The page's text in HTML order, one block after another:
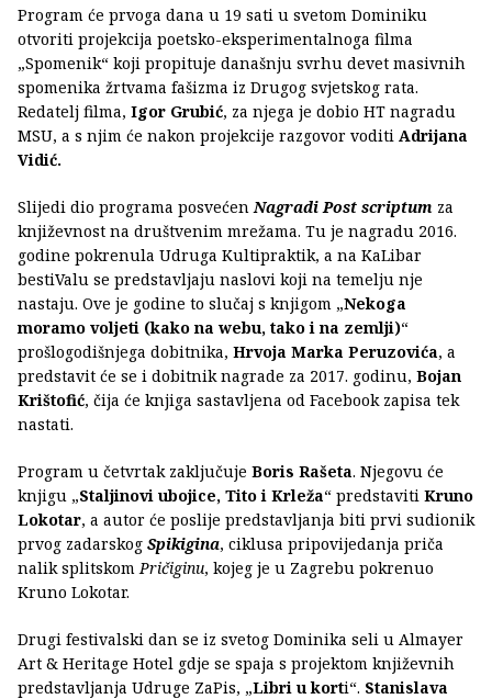
Program će prvoga dana u 19 sati u svetom Dominiku
otvoriti projekcija poetsko-eksperimentalnoga filma
„Spomenik“ koji propituje današnju svrhu devet masivnih
spomenika žrtvama fašizma iz Drugog svjetskog rata.
Redatelj filma, Igor Grubić, za njega je dobio HT nagradu
MSU, a s njim će nakon projekcije razgovor voditi Adrijana
Vidić.
Slijedi dio programa posvećen Nagradi Post scriptum za
književnost na društvenim mrežama. Tu je nagradu 2016.
godine pokrenula Udruga Kultipraktik, a na KaLibar
bestiValu se predstavljaju naslovi koji na temelju nje
nastaju. Ove je godine to slučaj s knjigom „Nekoga
moramo voljeti (kako na webu, tako i na zemlji)“
prošlogodišnjega dobitnika, Hrvoja Marka Peruzovića, a
predstavit će se i dobitnik nagrade za 2017. godinu, Bojan
Krištofić, čija će knjiga sastavljena od Facebook zapisa tek
nastati.
Program u četvrtak zaključuje Boris Rašeta. Njegovu će
knjigu „Staljinovi ubojice, Tito i Krleža“ predstaviti Kruno
Lokotar, a autor će poslije predstavljanja biti prvi sudionik
prvog zadarskog Spikigina, ciklusa pripovijedanja priča
nalik splitskom Pričiginu, kojeg je u Zagrebu pokrenuo
Kruno Lokotar.
Drugi festivalski dan se iz svetog Dominika seli u Almayer
Art & Heritage Hotel gdje se spaja s projektom književnih
predstavljanja Udruge ZaPis, „Libri u korti“. Stanislava